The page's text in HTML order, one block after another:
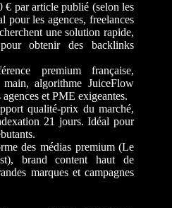
€ par article publié (selon les
pour les agences, freelances
une solution rapide,
obtenir des backlinks
premium française,
algorithme JuiceFlow
et PME exigeantes.
qualité-prix du marché,
21 jours. Idéal pour
des médias premium (Le
brand content haut de
marques et campagnes